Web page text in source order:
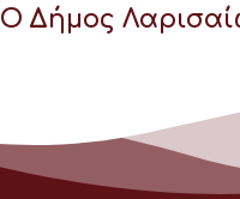
Ο Δήμος